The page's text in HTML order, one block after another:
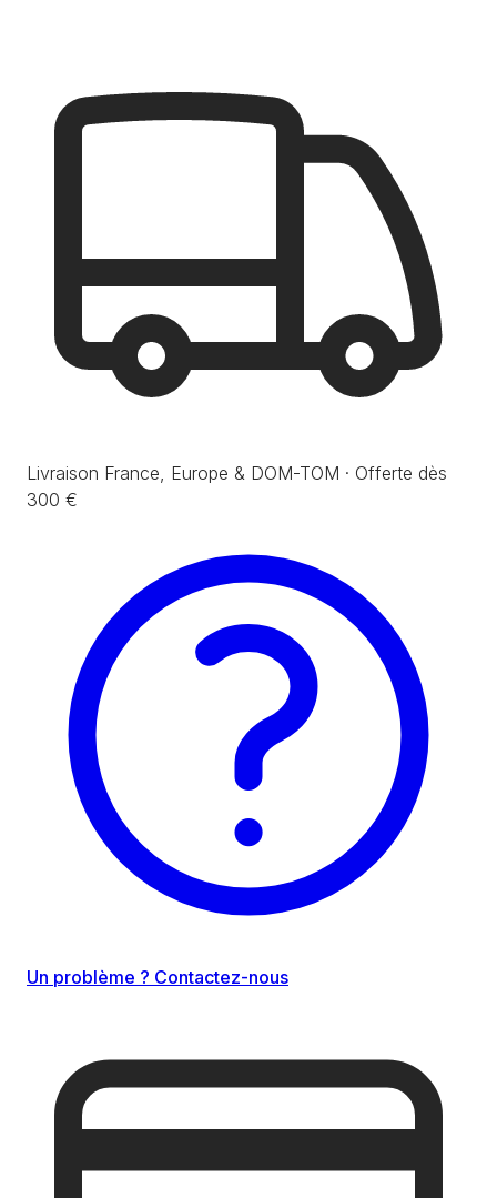
Livraison France, Europe & DOM-TOM · Offerte dès
300 €
Un problème ? Contactez-nous